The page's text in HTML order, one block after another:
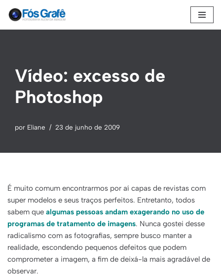
Vídeo: excesso de
Photoshop
por Eliane 23 de junho de 2009
É muito comum encontrarmos por aí capas de revistas com
super modelos e seus traços perfeitos. Entretanto, todos
sabem que algumas pessoas andam exagerando no uso de
programas de tratamento de imagens. Nunca gostei desse
radicalismo com as fotografias, sempre busco manter a
realidade, escondendo pequenos defeitos que podem
comprometer a imagem, a fim de deixá-la mais agradável de
observar.